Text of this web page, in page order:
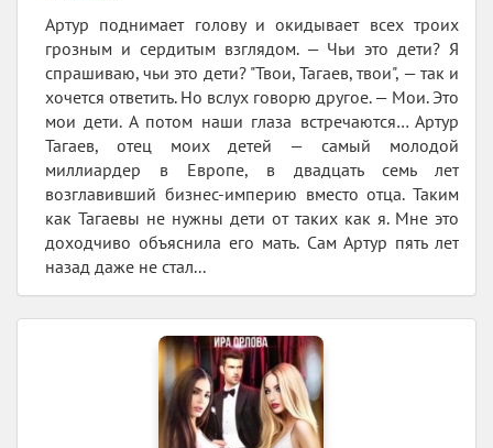
Артур поднимает голову и окидывает всех троих
грозным и сердитым взглядом. — Чьи это дети? Я
спрашиваю, чьи это дети? "Твои, Тагаев, твои", — так и
хочется ответить. Но вслух говорю другое. — Мои. Это
мои дети. А потом наши глаза встречаются… Артур
Тагаев, отец моих детей — самый молодой
миллиардер в Европе, в двадцать семь лет
возглавивший бизнес-империю вместо отца. Таким
как Тагаевы не нужны дети от таких как я. Мне это
доходчиво объяснила его мать. Сам Артур пять лет
назад даже не стал...